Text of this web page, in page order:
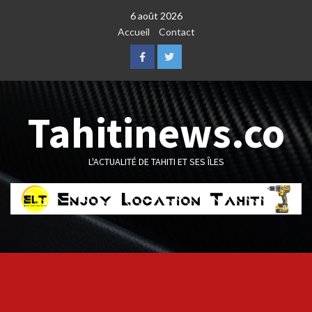
6 août 2026
Accueil
Contact
FacebookTwitter
Tahitinews.co
L'ACTUALITÉ DE TAHITI ET SES ÎLES